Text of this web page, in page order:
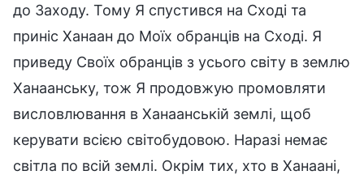
до Заходу. Тому Я спустився на Сході та
приніс Ханаан до Моїх обранців на Сході. Я
приведу Своїх обранців з усього світу в землю
Ханаанську, тож Я продовжую промовляти
висловлювання в Ханаанській землі, щоб
керувати всією світобудовою. Наразі немає
світла по всій землі. Окрім тих, хто в Ханаані,